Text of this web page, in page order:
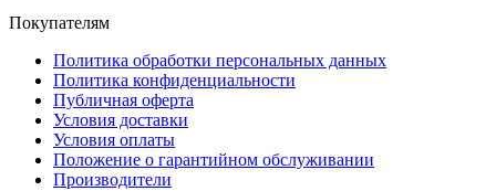
Покупателям
Политика обработки персональных данных
Политика конфиденциальности
Публичная оферта
Условия доставки
Условия оплаты
Положение о гарантийном обслуживании
Производители